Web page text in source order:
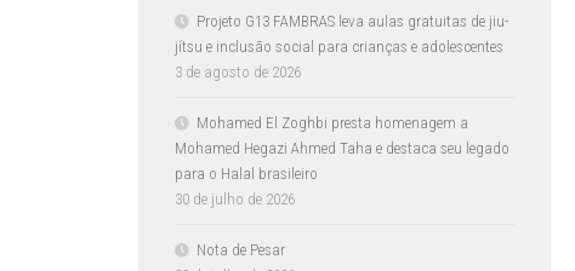
Projeto G13 FAMBRAS leva aulas gratuitas de jiu-
jítsu e inclusão social para crianças e adolescentes
3 de agosto de 2026
Mohamed El Zoghbi presta homenagem a
Mohamed Hegazi Ahmed Taha e destaca seu legado
para o Halal brasileiro
30 de julho de 2026
Nota de Pesar